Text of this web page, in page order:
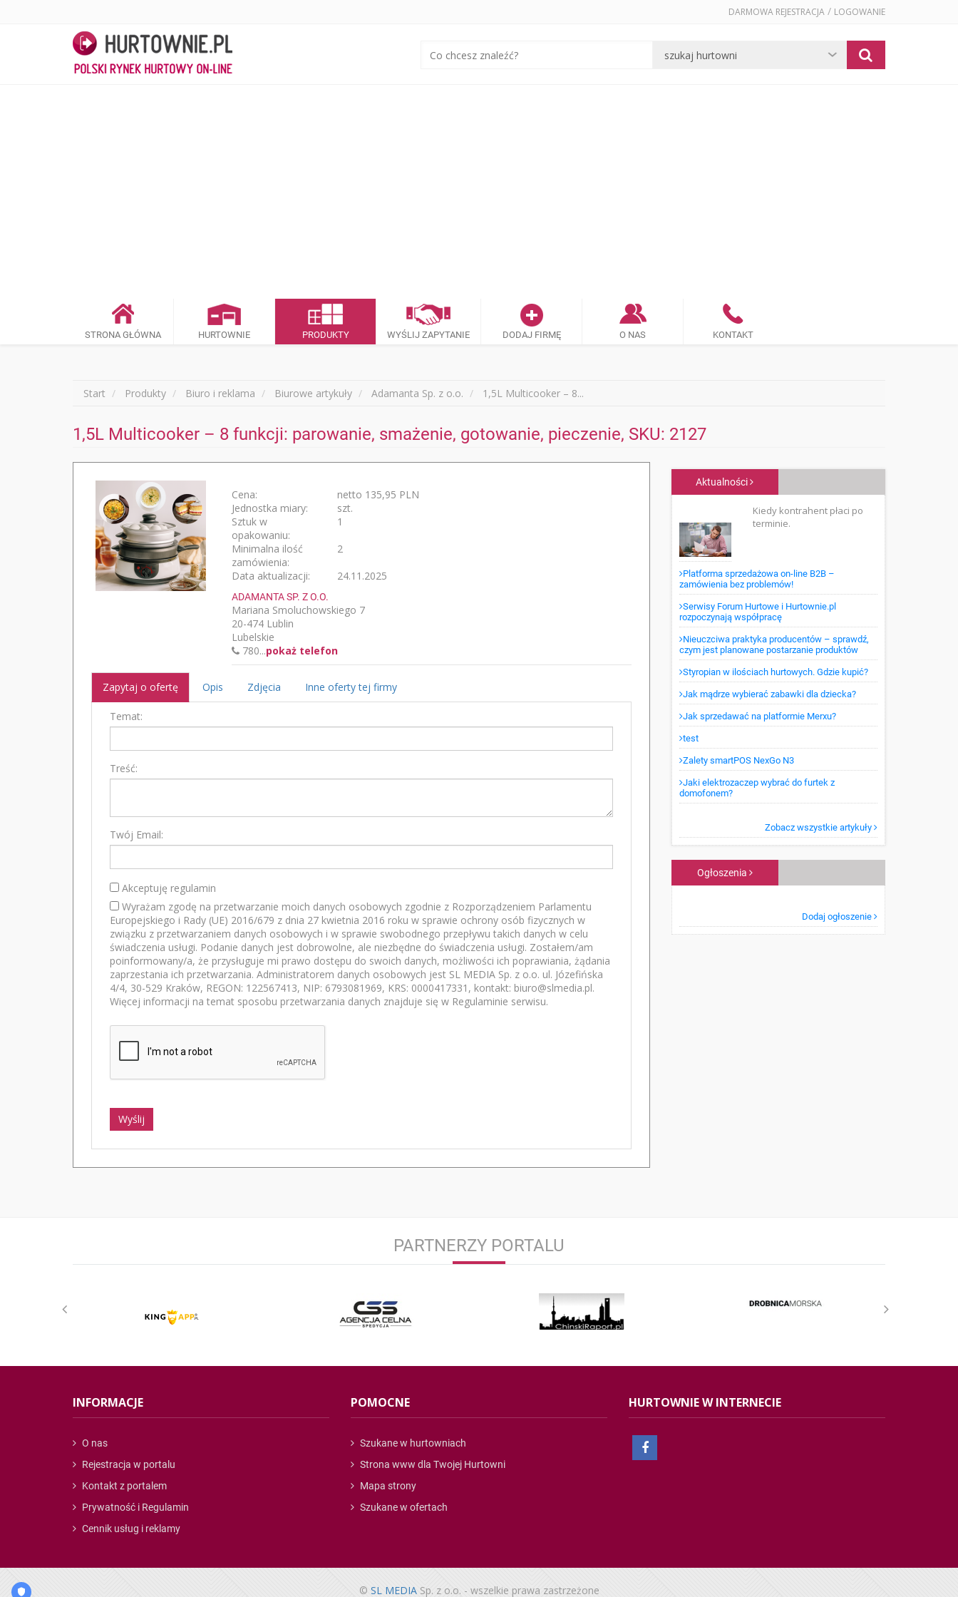
DARMOWA REJESTRACJA / LOGOWANIE
STRONA GŁÓWNA HURTOWNIE PRODUKTY WYŚLIJ ZAPYTANIE DODAJ FIRMĘ O NAS KONTAKT
Start Produkty Biuro i reklama Biurowe artykuły Adamanta Sp. z o.o. 1,5L Multicooker – 8...
1,5L Multicooker – 8 funkcji: parowanie, smażenie, gotowanie, pieczenie, SKU: 2127
Cena:
netto 135,95 PLN
Jednostka miary:
szt.
Sztuk w
opakowaniu:
1
Minimalna ilość
zamówienia:
2
Data aktualizacji:
24.11.2025
ADAMANTA SP. Z O.O.
Mariana Smoluchowskiego 7
20-474 Lublin
Lubelskie
780...pokaż telefon
Zapytaj o ofertę Opis Zdjęcia Inne oferty tej firmy
Temat:
Treść:
Twój Email:
Akceptuję regulamin
Wyrażam zgodę na przetwarzanie moich danych osobowych zgodnie z Rozporządzeniem Parlamentu
Europejskiego i Rady (UE) 2016/679 z dnia 27 kwietnia 2016 roku w sprawie ochrony osób fizycznych w
związku z przetwarzaniem danych osobowych i w sprawie swobodnego przepływu takich danych w celu
świadczenia usługi. Podanie danych jest dobrowolne, ale niezbędne do świadczenia usługi. Zostałem/am
poinformowany/a, że przysługuje mi prawo dostępu do swoich danych, możliwości ich poprawiania, żądania
zaprzestania ich przetwarzania. Administratorem danych osobowych jest SL MEDIA Sp. z o.o. ul. Józefińska
4/4, 30-529 Kraków, REGON: 122567413, NIP: 6793081969, KRS: 0000417331, kontakt: biuro@slmedia.pl.
Więcej informacji na temat sposobu przetwarzania danych znajduje się w Regulaminie serwisu.
Wyślij
Aktualności
Kiedy kontrahent płaci po
terminie.
Platforma sprzedażowa on-line B2B –
zamówienia bez problemów!
Serwisy Forum Hurtowe i Hurtownie.pl
rozpoczynają współpracę
Nieuczciwa praktyka producentów – sprawdź,
czym jest planowane postarzanie produktów
Styropian w ilościach hurtowych. Gdzie kupić?
Jak mądrze wybierać zabawki dla dziecka?
Jak sprzedawać na platformie Merxu?
test
Zalety smartPOS NexGo N3
Jaki elektrozaczep wybrać do furtek z
domofonem?
Zobacz wszystkie artykuły
Ogłoszenia
Dodaj ogłoszenie
PARTNERZY PORTALU
INFORMACJE
O nas
Rejestracja w portalu
Kontakt z portalem
Prywatność i Regulamin
Cennik usług i reklamy
POMOCNE
Szukane w hurtowniach
Strona www dla Twojej Hurtowni
Mapa strony
Szukane w ofertach
HURTOWNIE W INTERNECIE
© SL MEDIASp. z o.o. - wszelkie prawa zastrzeżone